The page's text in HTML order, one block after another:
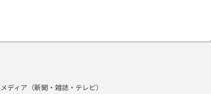
メディア（新聞・雑誌・テレビ）